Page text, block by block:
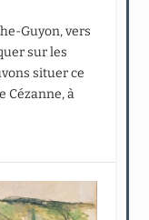
Guyon, vers
sur les
situer ce
Cézanne, à